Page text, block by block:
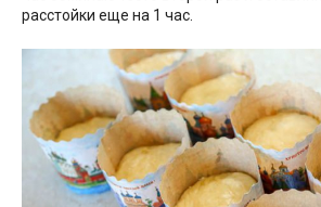
расстойки еще на 1 час.